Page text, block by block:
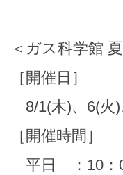
＜ガス科学館
［開催日］
8/1(木)、6(火)
［開催時間］
平日 ：10：